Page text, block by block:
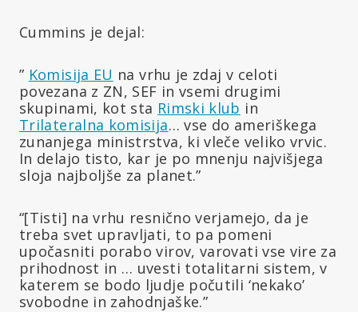
Cummins je dejal:
” Komisija EU na vrhu je zdaj v celoti
povezana z ZN, SEF in vsemi drugimi
skupinami, kot sta Rimski klub in
Trilateralna komisija… vse do ameriškega
zunanjega ministrstva, ki vleče veliko vrvic.
In delajo tisto, kar je po mnenju najvišjega
sloja najboljše za planet.”
“[Tisti] na vrhu resnično verjamejo, da je
treba svet upravljati, to pa pomeni
upočasniti porabo virov, varovati vse vire za
prihodnost in … uvesti totalitarni sistem, v
katerem se bodo ljudje počutili ‘nekako’
svobodne in zahodnjaške.”